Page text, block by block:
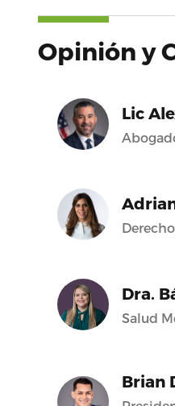
Opinión y
Lic
Dra.
Salud
Brian